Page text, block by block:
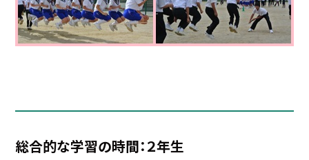
総合的な学習の時間：２年生